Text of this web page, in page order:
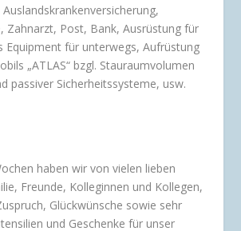
Zahnarzt, Post, Bank, Ausrüstung für
Equipment für unterwegs, Aufrüstung
„ATLAS“ bzgl. Stauraumvolumen
passiver Sicherheitssysteme, usw.
haben wir von vielen lieben
Freunde, Kolleginnen und Kollegen,
Glückwünsche sowie sehr
und Geschenke für unser